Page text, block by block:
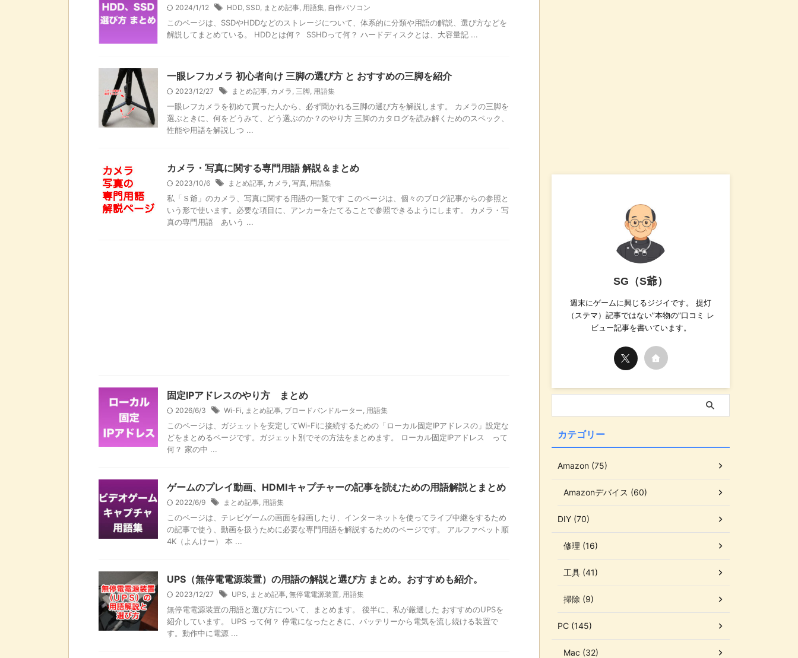
2024/1/12 HDD, SSD, まとめ記事, 用語集, 自作パソコン
このページは、SSDやHDDなどのストレージについて、体系的に分類や用語の解説、選び方などを
解説してまとめている。 HDDとは何？ SSHDって何？ ハードディスクとは、大容量記 ...
一眼レフカメラ 初心者向け 三脚の選び方 と おすすめの三脚を紹介
2023/12/27 まとめ記事, カメラ , 三脚, 用語集
一眼レフカメラを初めて買った人から、必ず聞かれる三脚の選び方を解説します。 カメラの三脚を
選ぶときに、何をどうみて、どう選ぶのか？のやり方 三脚のカタログを読み解くためのスペック、
性能や用語を解説しつ ...
カメラ・写真に関する専門用語 解説＆まとめ
2023/10/6 まとめ記事, カメラ , 写真, 用語集
私「Ｓ爺」のカメラ、写真に関する用語の一覧です このページは、個々のブログ記事からの参照と
いう形で使います。必要な項目に、アンカーをたてることで参照できるようにします。 カメラ・写
真の専門用語 あいう ...
固定IPアドレスのやり方 まとめ
2026/6/3 Wi-Fi, まとめ記事, ブロードバンドルーター, 用語集
このページは、ガジェットを安定してWi-Fiに接続するための「ローカル固定IPアドレスの」設定な
どをまとめるページです。ガジェット別でその方法をまとめます。 ローカル固定IPアドレス って
何？ 家の中 ...
ゲームのプレイ動画、HDMIキャプチャーの記事を読むための用語解説とまとめ
2022/6/9 まとめ記事, 用語集
このページは、テレビゲームの画面を録画したり、インターネットを使ってライブ中継をするため
の記事で使う、動画を扱うために必要な専門用語を解説するためのページです。 アルファベット順
4K（よんけー） 本 ...
UPS（無停電電源装置）の用語の解説と選び方 まとめ。おすすめも紹介。
2023/12/27 UPS, まとめ記事, 無停電電源装置, 用語集
無停電電源装置の用語と選び方について、まとめます。 後半に、私が厳選した おすすめのUPSを
紹介しています。 UPS って何？ 停電になったときに、バッテリーから電気を流し続ける装置で
す。動作中に電源 ...
SG（S爺）
週末にゲームに興じるジジイです。 提灯
（ステマ）記事ではない”本物の”口コミ レ
ビュー記事を書いています。
カテゴリー
Amazon (75)
Amazonデバイス (60)
DIY (70)
修理 (16)
工具 (41)
掃除 (9)
PC (145)
Mac (32)